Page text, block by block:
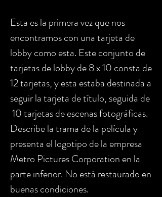
Esta es la primera vez que nos
encontramos con una tarjeta de
lobby como esta. Este conjunto de
tarjetas de lobby de 8 x 10 consta de
12 tarjetas, y esta estaba destinada a
seguir la tarjeta de título, seguida de
10 tarjetas de escenas fotográficas.
Describe la trama de la película y
presenta el logotipo de la empresa
Metro Pictures Corporation en la
parte inferior. No está restaurado en
buenas condiciones.